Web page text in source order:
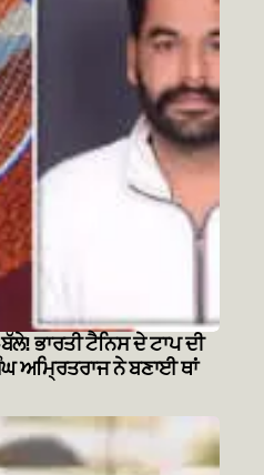
ਭਾਰਤੀ ਟੈਨਿਸ ਦੇ ਟਾਪ ਦੀ
ਅਮ੍ਰਿਤਰਾਜ ਨੇ ਬਣਾਈ ਥਾਂ